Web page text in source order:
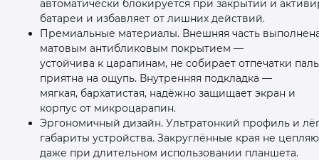
автоматически блокируется при закрытии и
батареи и избавляет от лишних действий.
Премиальные материалы. Внешняя часть
матовым антибликовым покрытием —
устойчива к царапинам, не собирает отпечатки
приятна на ощупь. Внутренняя подкладка —
мягкая, бархатистая, надёжно защищает экран и
корпус от микроцарапин.
Эргономичный дизайн. Ультратонкий профиль и
габариты устройства. Закруглённые края не
даже при длительном использовании планшета.